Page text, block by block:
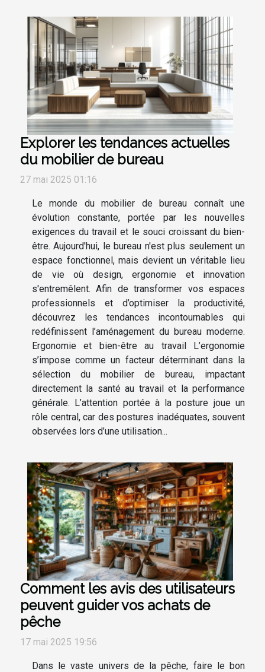
Explorer les tendances actuelles
du mobilier de bureau
27 mai 2025 01:16
Le monde du mobilier de bureau connaît une
évolution constante, portée par les nouvelles
exigences du travail et le souci croissant du bien-
être. Aujourd'hui, le bureau n'est plus seulement un
espace fonctionnel, mais devient un véritable lieu
de vie où design, ergonomie et innovation
s'entremêlent. Afin de transformer vos espaces
professionnels et d’optimiser la productivité,
découvrez les tendances incontournables qui
redéfinissent l’aménagement du bureau moderne.
Ergonomie et bien-être au travail L’ergonomie
s’impose comme un facteur déterminant dans la
sélection du mobilier de bureau, impactant
directement la santé au travail et la performance
générale. L’attention portée à la posture joue un
rôle central, car des postures inadéquates, souvent
observées lors d’une utilisation...
Comment les avis des utilisateurs
peuvent guider vos achats de
pêche
17 mai 2025 19:56
Dans le vaste univers de la pêche, faire le bon